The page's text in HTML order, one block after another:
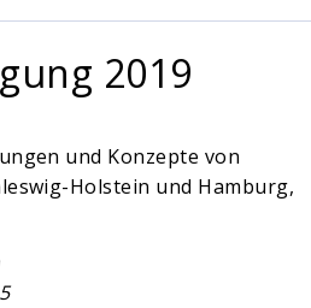
2019
und Konzepte von
Holstein und Hamburg,